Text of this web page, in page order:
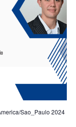
Sao_Paulo 2024